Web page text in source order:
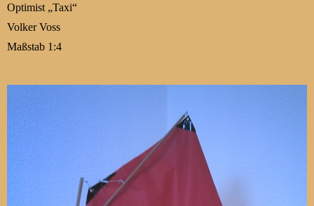
Optimist „Taxi“
Volker Voss
Maßstab 1:4